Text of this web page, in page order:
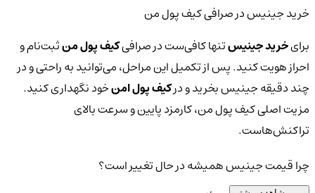
خرید جینیس در صرافی کیف پول من
برایخرید جینیستنها کافی‌ست در صرافیکیف پول منثبت‌نام و
احراز هویت کنید. پس از تکمیل این مراحل، می‌توانید به راحتی و در
چند دقیقه جینیس بخرید و درکیف پول امنخود نگهداری کنید.
مزیت اصلی کیف پول من، کارمزد پایین و سرعت بالای
تراکنش‌هاست.
چرا قیمت جینیس همیشه در حال تغییر است؟